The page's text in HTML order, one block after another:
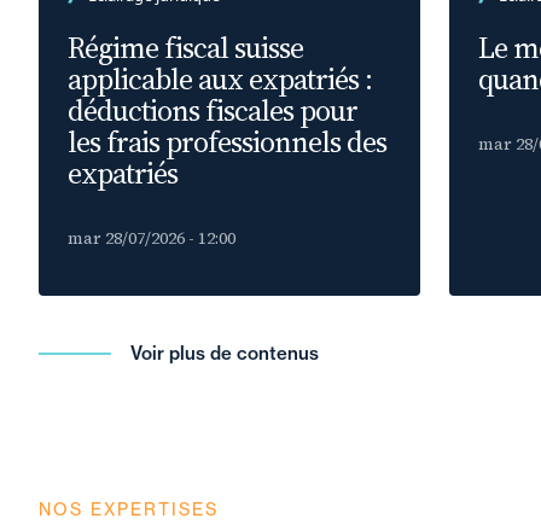
Régime fiscal suisse
applicable aux expatriés :
déductions fiscales pour
les frais professionnels des
expatriés
mar 28/07/2026 - 12:00
Le
mar 28/
Voir plus de contenus
NOS EXPERTISES